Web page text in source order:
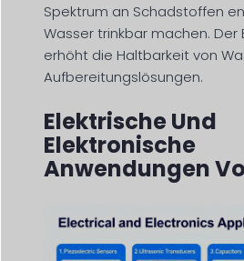
Spektrum an Schadstoffen
Wasser trinkbar machen. Der
erhöht die Haltbarkeit von
Aufbereitungslösungen.
Elektrische Und
Elektronische
Anwendungen